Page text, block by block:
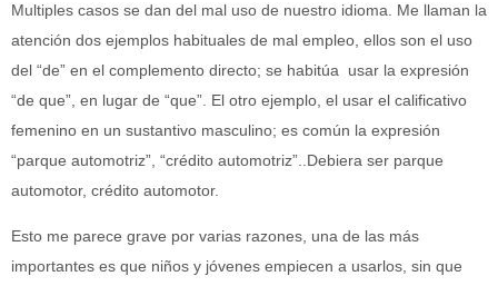
Multiples casos se dan del mal uso de nuestro idioma. Me llaman la
atención dos ejemplos habituales de mal empleo, ellos son el uso
del “de” en el complemento directo; se habitúa usar la expresión
“de que”, en lugar de “que”. El otro ejemplo, el usar el calificativo
femenino en un sustantivo masculino; es común la expresión
“parque automotriz”, “crédito automotriz”..Debiera ser parque
automotor, crédito automotor.
Esto me parece grave por varias razones, una de las más
importantes es que niños y jóvenes empiecen a usarlos, sin que